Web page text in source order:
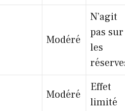
Modéré
N’agit
pas sur
les
Modéré
Effet
limité